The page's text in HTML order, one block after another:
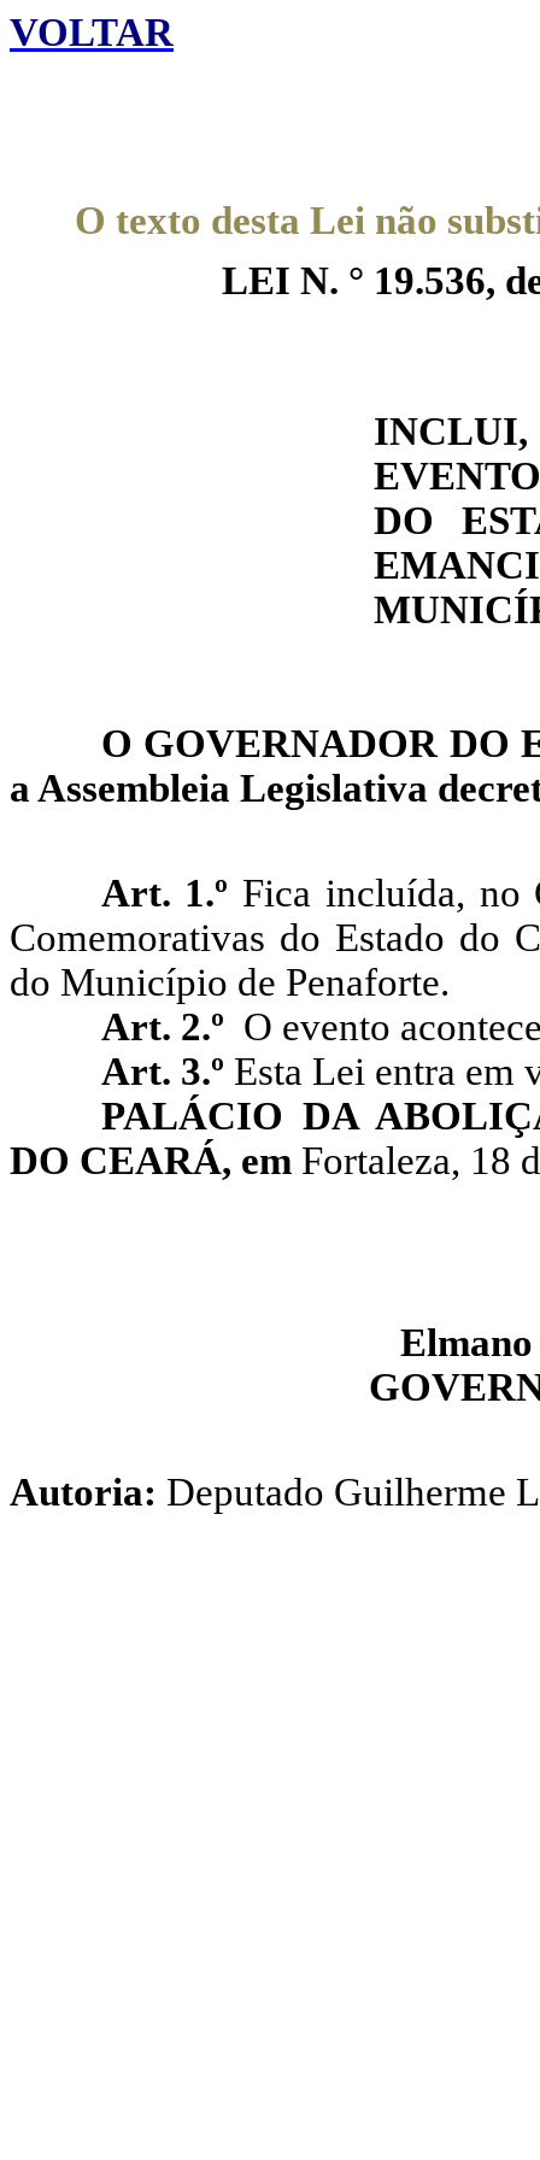
VOLTAR
O texto desta Lei não
LEI N. ° 19.536,
DO
O GOVERNADOR DO
a Assembleia Legislativa
Art. 1.º Fica incluída, no
Comemorativas do Estado do
do Município de Penaforte.
Art. 2.º O evento
Art. 3.º Esta Lei entra em
PALÁCIO DA
DO CEARÁ, em Fortaleza, 18
Autoria: Deputado Guilherme